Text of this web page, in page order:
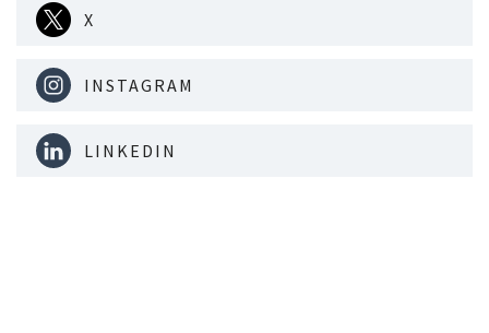
X
INSTAGRAM
LINKEDIN